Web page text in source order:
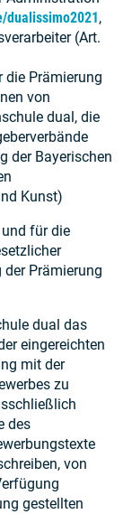
dualissimo2021,
(Art.
die Prämierung
von
dual, die
der Bayerischen
Kunst)
für die
Prämierung
dual das
eingereichten
mit der
zu
des
von
gestellten